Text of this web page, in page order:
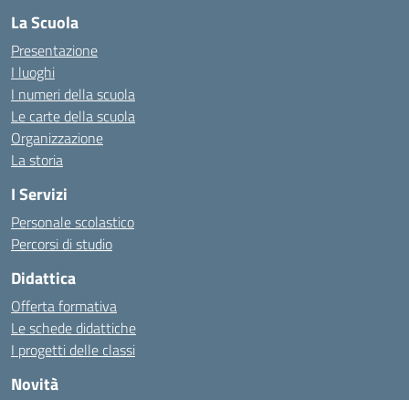
La Scuola
Presentazione
I luoghi
I numeri della scuola
Le carte della scuola
Organizzazione
La storia
I Servizi
Personale scolastico
Percorsi di studio
Didattica
Offerta formativa
Le schede didattiche
I progetti delle classi
Novità